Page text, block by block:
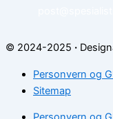
© 2024-2025 ·
Personvern og
Sitemap